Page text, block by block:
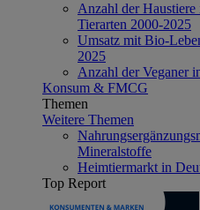
Anzahl der Haustiere
Tierarten 2000-2025
Umsatz mit Bio-
2025
Anzahl der Veganer
Konsum & FMCG
Themen
Weitere Themen
Mineralstoffe
Heimtiermarkt in
Top Report